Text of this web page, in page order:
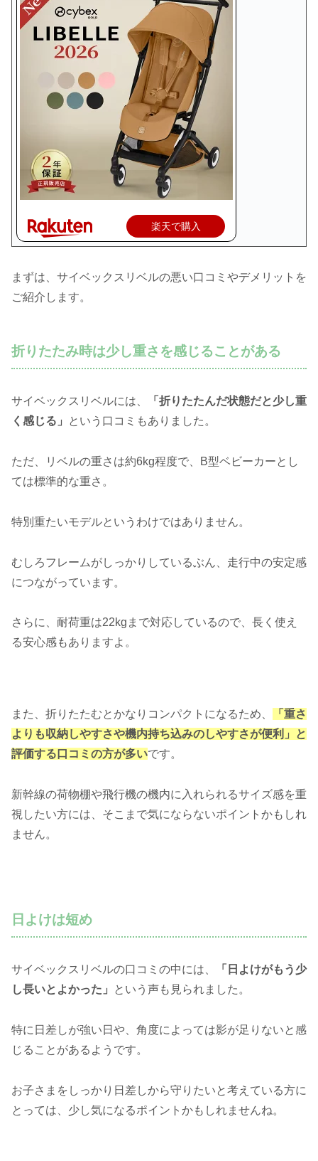
楽天で購入
まずは、サイベックスリベルの悪い口コミやデメリットを
ご紹介します。
折りたたみ時は少し重さを感じることがある
サイベックスリベルには、
「折りたたんだ状態だと少し重
く感じる」
という口コミもありました。
ただ、リベルの重さは約6kg程度で、B型ベビーカーとし
ては標準的な重さ。
特別重たいモデルというわけではありません。
むしろフレームがしっかりしているぶん、走行中の安定感
につながっています。
さらに、耐荷重は22kgまで対応しているので、長く使え
る安心感もありますよ。
また、折りたたむとかなりコンパクトになるため、
「重さ
よりも収納しやすさや機内持ち込みのしやすさが便利」と
評価する口コミの方が多いです。
新幹線の荷物棚や飛行機の機内に入れられるサイズ感を重
視したい方には、そこまで気にならないポイントかもしれ
ません。
日よけは短め
サイベックスリベルの口コミの中には、
「日よけがもう少
し長いとよかった」
という声も見られました。
特に日差しが強い日や、角度によっては影が足りないと感
じることがあるようです。
お子さまをしっかり日差しから守りたいと考えている方に
とっては、少し気になるポイントかもしれませんね。